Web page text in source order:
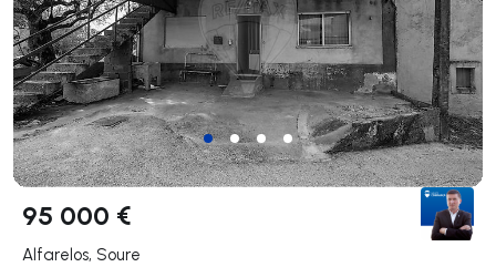
95 000 €
Alfarelos, Soure